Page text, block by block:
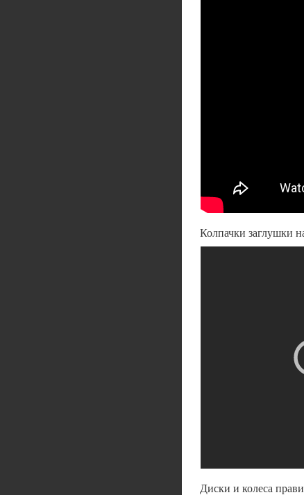
Колпачки заглушки
Диски и колеса